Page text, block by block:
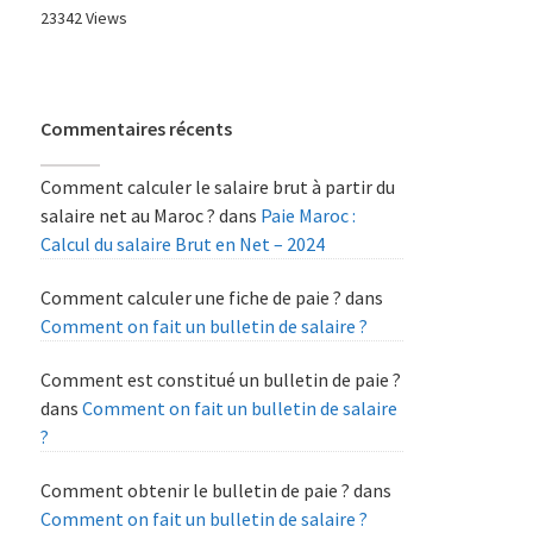
23342 Views
Commentaires récents
Comment calculer le salaire brut à partir du
salaire net au Maroc ? dans Paie Maroc :
Calcul du salaire Brut en Net – 2024
Comment calculer une fiche de paie ? dans
Comment on fait un bulletin de salaire ?
Comment est constitué un bulletin de paie ?
dansComment on fait un bulletin de salaire
?
Comment obtenir le bulletin de paie ? dans
Comment on fait un bulletin de salaire ?